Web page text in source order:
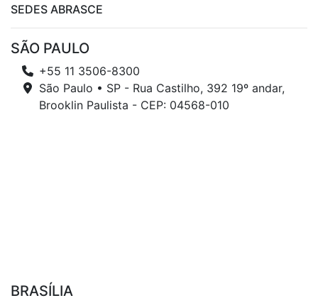
SEDES ABRASCE
SÃO PAULO
+55 11 3506-8300
São Paulo • SP - Rua Castilho, 392 19º andar,
Brooklin Paulista - CEP: 04568-010
BRASÍLIA